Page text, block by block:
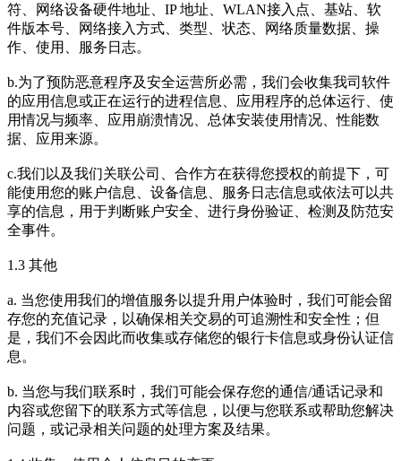
符、网络设备硬件地址、IP 地址、WLAN接入点、基站、软
件版本号、网络接入方式、类型、状态、网络质量数据、操
作、使用、服务日志。
b.为了预防恶意程序及安全运营所必需，我们会收集我司软件
的应用信息或正在运行的进程信息、应用程序的总体运行、使
用情况与频率、应用崩溃情况、总体安装使用情况、性能数
据、应用来源。
c.我们以及我们关联公司、合作方在获得您授权的前提下，可
能使用您的账户信息、设备信息、服务日志信息或依法可以共
享的信息，用于判断账户安全、进行身份验证、检测及防范安
全事件。
1.3 其他
a. 当您使用我们的增值服务以提升用户体验时，我们可能会留
存您的充值记录，以确保相关交易的可追溯性和安全性；但
是，我们不会因此而收集或存储您的银行卡信息或身份认证信
息。
b. 当您与我们联系时，我们可能会保存您的通信/通话记录和
内容或您留下的联系方式等信息，以便与您联系或帮助您解决
问题，或记录相关问题的处理方案及结果。